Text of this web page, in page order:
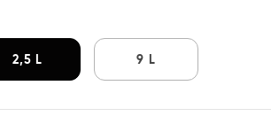
2,5 L 9 L